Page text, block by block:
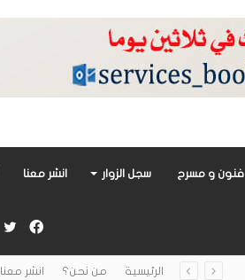
فنون و مسرح سجل الزوار انشر معنا
الرئيسية من نحن؟ انشر معنا